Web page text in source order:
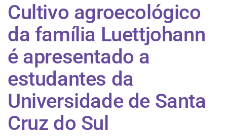
Cultivo agroecológico
da família Luettjohann
é apresentado a
estudantes da
Universidade de Santa
Cruz do Sul